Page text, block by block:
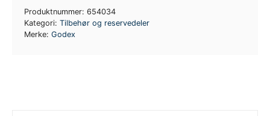
Stand
Produktnummer: 654034
Kategori: Tilbehør og reservedeler
Merke: Godex